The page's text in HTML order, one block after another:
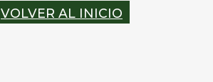
VOLVER AL INICIO